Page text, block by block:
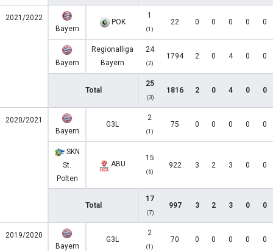
2021/2022
Bayern
POK
1
(1)
22 0 0 0 0 0
Bayern
Regionalliga
Bayern
24
(2)
1794 2 0 4 0 0
Total
25
(3)
1816 2 0 4 0 0
2020/2021
Bayern
G3L
2
(1)
75 0 0 0 0 0
SKN
St.
Polten
ABU
15
(6)
922 3 2 3 0 0
Total
17
(7)
997 3 2 3 0 0
2019/2020
Bayern
G3L
2
(1)
70 0 0 0 0 0